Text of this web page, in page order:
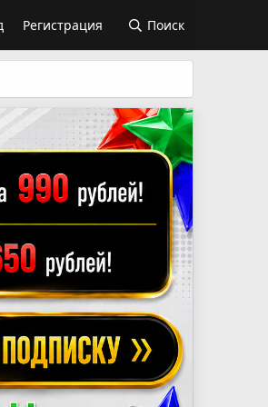
Регистрация Поиск